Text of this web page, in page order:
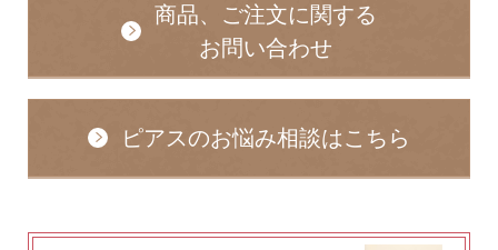
なでしこスタイルの
「ピアス初めてBOOK」同梱
このBOOKなら、
（初回のみ）。
商品、ご注文に関する
お問い合わせ
ピアスのお悩み相談はこちら